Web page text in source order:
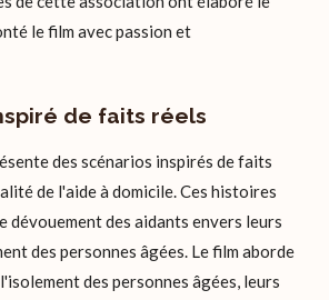
le film avec passion et
de faits réels
des scénarios inspirés de faits
de l'aide à domicile. Ces histoires
dévouement des aidants envers leurs
des personnes âgées. Le film aborde
des personnes âgées, leurs